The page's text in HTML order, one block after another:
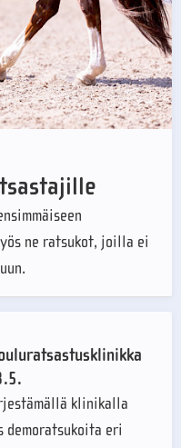
ne ratsukot, joilla ei
klinikalla
demoratsukoita eri